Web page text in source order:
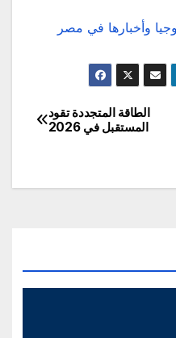
وأخبارها في مصر
الطاقة المتجددة تقود
المستقبل في 2026